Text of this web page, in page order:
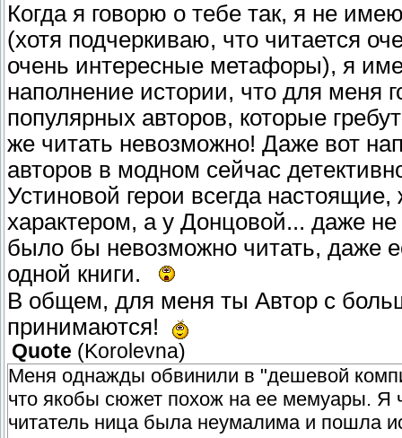
Когда я говорю о тебе так, я не
(хотя подчеркиваю, что читается
очень интересные метафоры), я
наполнение истории, что для меня
популярных авторов, которые
же читать невозможно! Даже вот
авторов в модном сейчас
Устиновой герои всегда
характером, а у Донцовой... даже
было бы невозможно читать, даже
одной книги.
В общем, для меня ты Автор с
принимаются!
Quote ( Korolevna)
Меня однажды обвинили в "дешевой
что якобы сюжет похож на ее мемуары. Я
читатель ница была неумалима и пошла